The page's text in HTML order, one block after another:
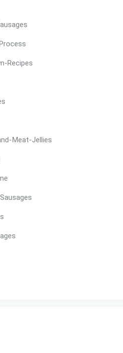
Recipes
Meat-Jellies